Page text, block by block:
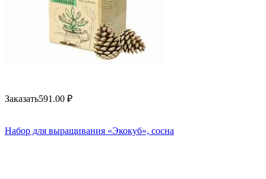
Заказать591.00 ₽
Набор для выращивания «Экокуб», сосна